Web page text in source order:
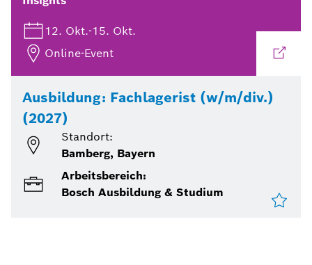
12. Okt.-15. Okt.
Online-Event
Ausbildung: Fachlagerist (w/m/div.)
(2027)
Standort:
Bamberg, Bayern
Arbeitsbereich:
Bosch Ausbildung & Studium